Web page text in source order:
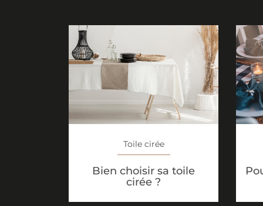
Toile cirée
Bien choisir sa toile
cirée ?